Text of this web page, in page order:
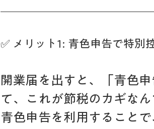
✅ メリット1: 青色申告で特別
開業届を出すと、「青色
て、これが節税のカギなん
青色申告を利用すること